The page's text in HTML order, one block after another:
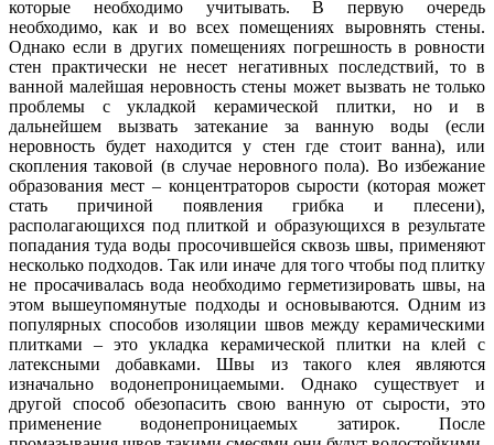
которые необходимо учитывать. В первую очередь
необходимо, как и во всех помещениях выровнять стены.
Однако если в других помещениях погрешность в ровности
стен практически не несет негативных последствий, то в
ванной малейшая неровность стены может вызвать не только
проблемы с укладкой керамической плитки, но и в
дальнейшем вызвать затекание за ванную воды (если
неровность будет находится у стен где стоит ванна), или
скопления таковой (в случае неровного пола). Во избежание
образования мест – концентраторов сырости (которая может
стать причиной появления грибка и плесени),
располагающихся под плиткой и образующихся в результате
попадания туда воды просочившейся сквозь швы, применяют
несколько подходов. Так или иначе для того чтобы под плитку
не просачивалась вода необходимо герметизировать швы, на
этом вышеупомянутые подходы и основываются. Одним из
популярных способов изоляции швов между керамическими
плитками – это укладка керамической плитки на клей с
латексными добавками. Швы из такого клея являются
изначально водонепроницаемыми. Однако существует и
другой способ обезопасить свою ванную от сырости, это
применение водонепроницаемых затирок. После